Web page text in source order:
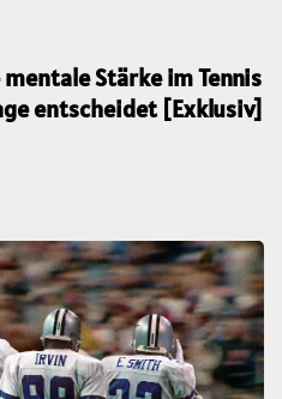
Stärke im Tennis
entscheidet [Exklusiv]